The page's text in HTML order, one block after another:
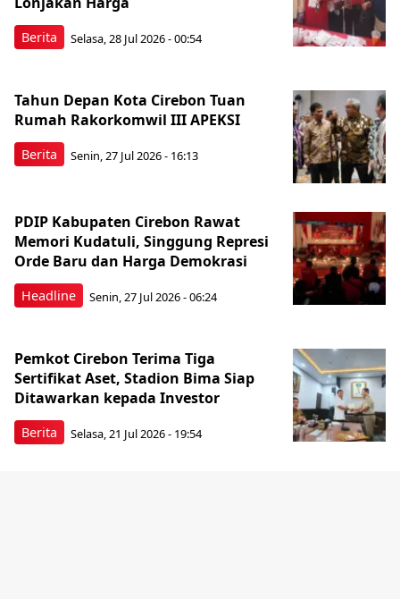
Berita Selasa, 28 Jul 2026 - 00:54
Berita
Tahun Depan Kota Cirebon Tuan
Rumah Rakorkomwil III APEKSI
Senin, 27 Jul 2026 - 16:13
Headline
PDIP Kabupaten Cirebon Rawat
Memori Kudatuli, Singgung Represi
Orde Baru dan Harga Demokrasi
Senin, 27 Jul 2026 - 06:24
Berita
Pemkot Cirebon Terima Tiga
Sertifikat Aset, Stadion Bima Siap
Ditawarkan kepada Investor
Selasa, 21 Jul 2026 - 19:54